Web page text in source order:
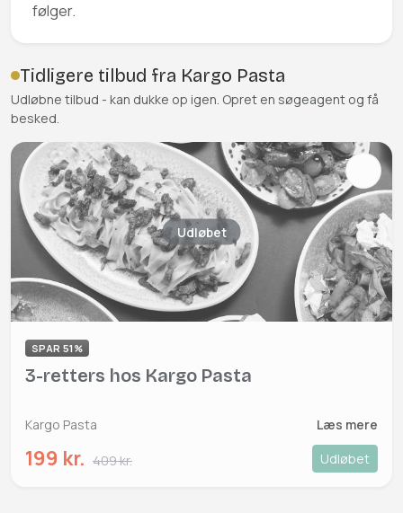
følger.
Tidligere tilbud fra Kargo Pasta
Udløbne tilbud - kan dukke op igen. Opret en søgeagent og få
besked.
Udløbet
SPAR 51%
3-retters hos Kargo Pasta
Kargo Pasta Læs mere
199 kr. 409 kr. Udløbet